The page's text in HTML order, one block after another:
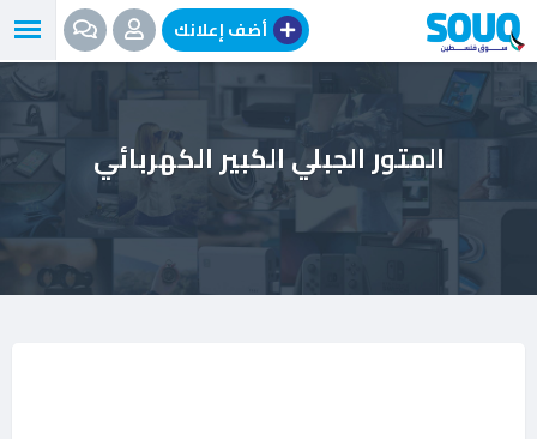
انتقل
إلى
المحتوى
أضف إعلانك
المتور الجبلي الكبير الكهربائي